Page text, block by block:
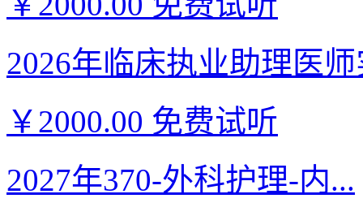
2026年临床执业助理医
￥2000.00 免费试听
2027年370-外科护理-内...